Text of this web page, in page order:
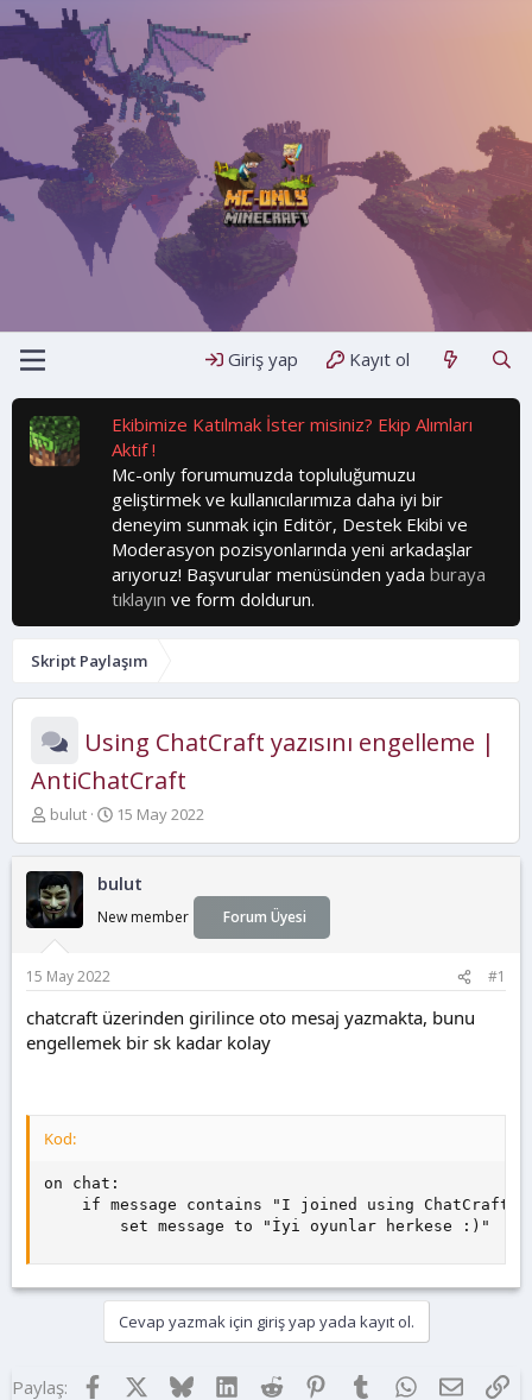
Giriş yap Kayıt ol
Ekibimize Katılmak İster misiniz? Ekip Alımları
Aktif !
Mc-only forumumuzda topluluğumuzu
geliştirmek ve kullanıcılarımıza daha iyi bir
deneyim sunmak için Editör, Destek Ekibi ve
Moderasyon pozisyonlarında yeni arkadaşlar
arıyoruz! Başvurular menüsünden yada buraya
tıklayın ve form doldurun.
Skript Paylaşım
Using ChatCraft yazısını engelleme |
AntiChatCraft
K
b
u
y
u
a
l
a
n
bulut
B
l
n
a
r
i
15 May 2022
bulut
New member Forum Üyesi
15 May 2022 #1
chatcraft üzerinden girilince oto mesaj yazmakta, bunu
engellemek bir sk kadar kolay
Kod:
on chat:
if message contains "I joined using ChatCraft
        set message to "İyi oyunlar herkese :)"
Cevap yazmak için giriş yap yada kayıt ol.
Paylaş: Facebook BlueskyLinkedInReddit Pinterest
Tumblr WhatsApp
E-posta